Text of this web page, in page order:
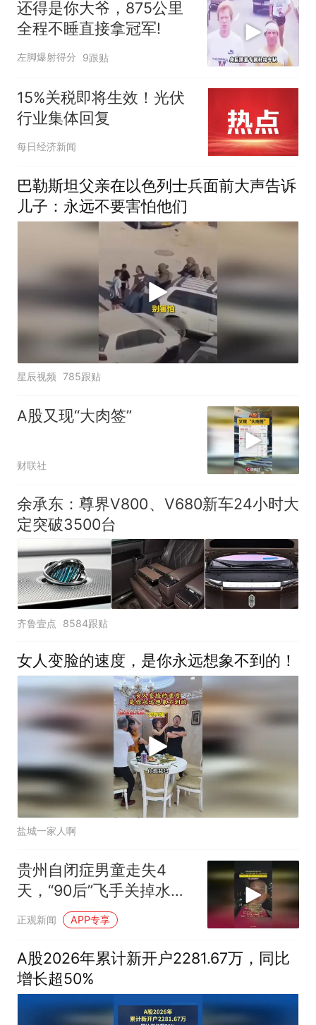
还得是你大爷，875公里
全程不睡直接拿冠军!
左脚爆射得分 9跟贴
15%关税即将生效！光伏
行业集体回复
每日经济新闻
巴勒斯坦父亲在以色列士兵面前大声告诉
儿子：永远不要害怕他们
星辰视频 785跟贴
A股又现“大肉签”
财联社
余承东：尊界V800、V680新车24小时大
定突破3500台
齐鲁壹点 8584跟贴
女人变脸的速度，是你永远想象不到的！
盐城一家人啊
贵州自闭症男童走失4
天，“90后”飞手关掉水果
摊飞无人机帮忙找回：救
人比赚钱开心
正观新闻 APP专享
A股2026年累计新开户2281.67万，同比
增长超50%